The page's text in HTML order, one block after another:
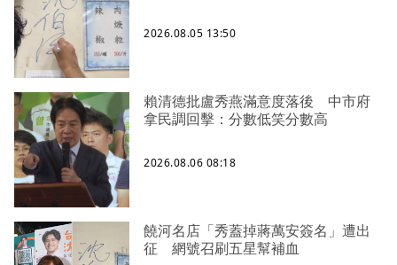
2026.08.05 13:50
賴清德批盧秀燕滿意度落後 中市府
拿民調回擊：分數低笑分數高
2026.08.06 08:18
饒河名店「秀蓋掉蔣萬安簽名」遭出
征 網號召刷五星幫補血